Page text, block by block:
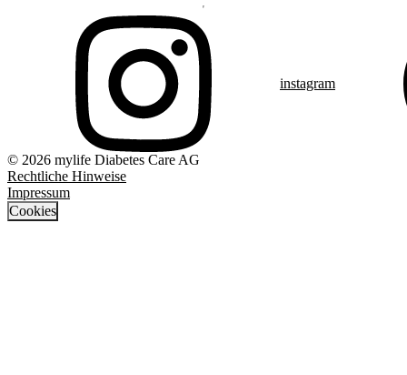
instagram
© 2026 mylife Diabetes Care AG
Rechtliche Hinweise
Impressum
Cookies